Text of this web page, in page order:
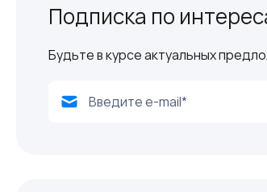
Подписка по
Будьте в курсе актуальных